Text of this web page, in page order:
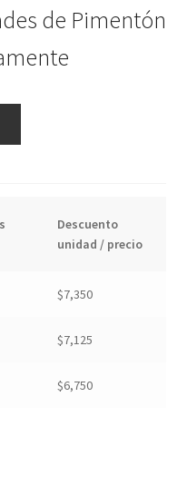
de Pimentón
Descuento
unidad / precio
$7,350
$7,125
$6,750